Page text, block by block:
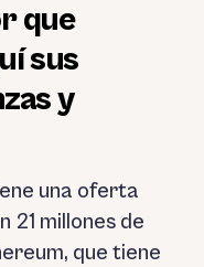
que
sus
y
una oferta
21 millones de
que tiene